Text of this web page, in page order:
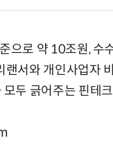
으로 약 10조원, 수
랜서와 개인사업자
두 긁어주는 핀테